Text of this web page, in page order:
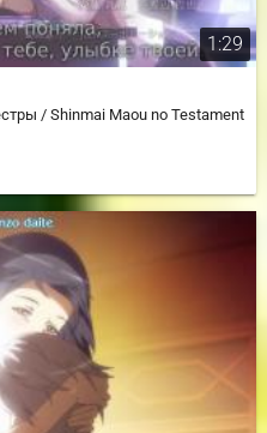
1:29
/ Shinmai Maou no Testament